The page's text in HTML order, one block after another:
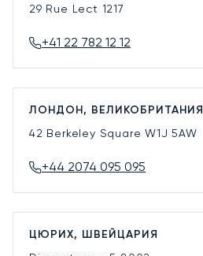
29 Rue Lect 1217
+41 22 782 12 12
ЛОНДОН, ВЕЛИКОБРИТАНИЯ
42 Berkeley SquareW1J 5AW
+44 2074 095 095
ЦЮРИХ, ШВЕЙЦАРИЯ